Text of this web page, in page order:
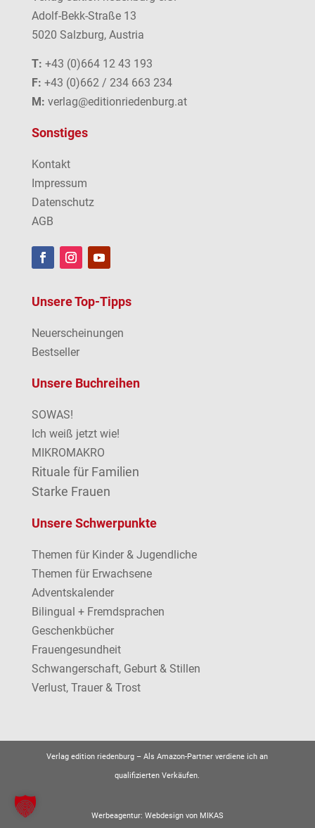
Adolf-Bekk-Straße 13
5020 Salzburg, Austria
T: +43 (0)664 12 43 193
F: +43 (0)662 / 234 663 234
M: verlag@editionriedenburg.at
Sonstiges
Kontakt
Impressum
Datenschutz
AGB
Unsere Top-Tipps
Neuerscheinungen
Bestseller
Unsere Buchreihen
SOWAS!
Ich weiß jetzt wie!
MIKROMAKRO
Rituale für Familien
Starke Frauen
Unsere Schwerpunkte
Themen für Kinder & Jugendliche
Themen für Erwachsene
Adventskalender
Bilingual + Fremdsprachen
Geschenkbücher
Frauengesundheit
Schwangerschaft, Geburt & Stillen
Verlust, Trauer & Trost
Verlag edition riedenburg –Als Amazon-Partner verdiene ich an
qualifizierten Verkäufen.
Werbeagentur: Webdesign von MIKAS